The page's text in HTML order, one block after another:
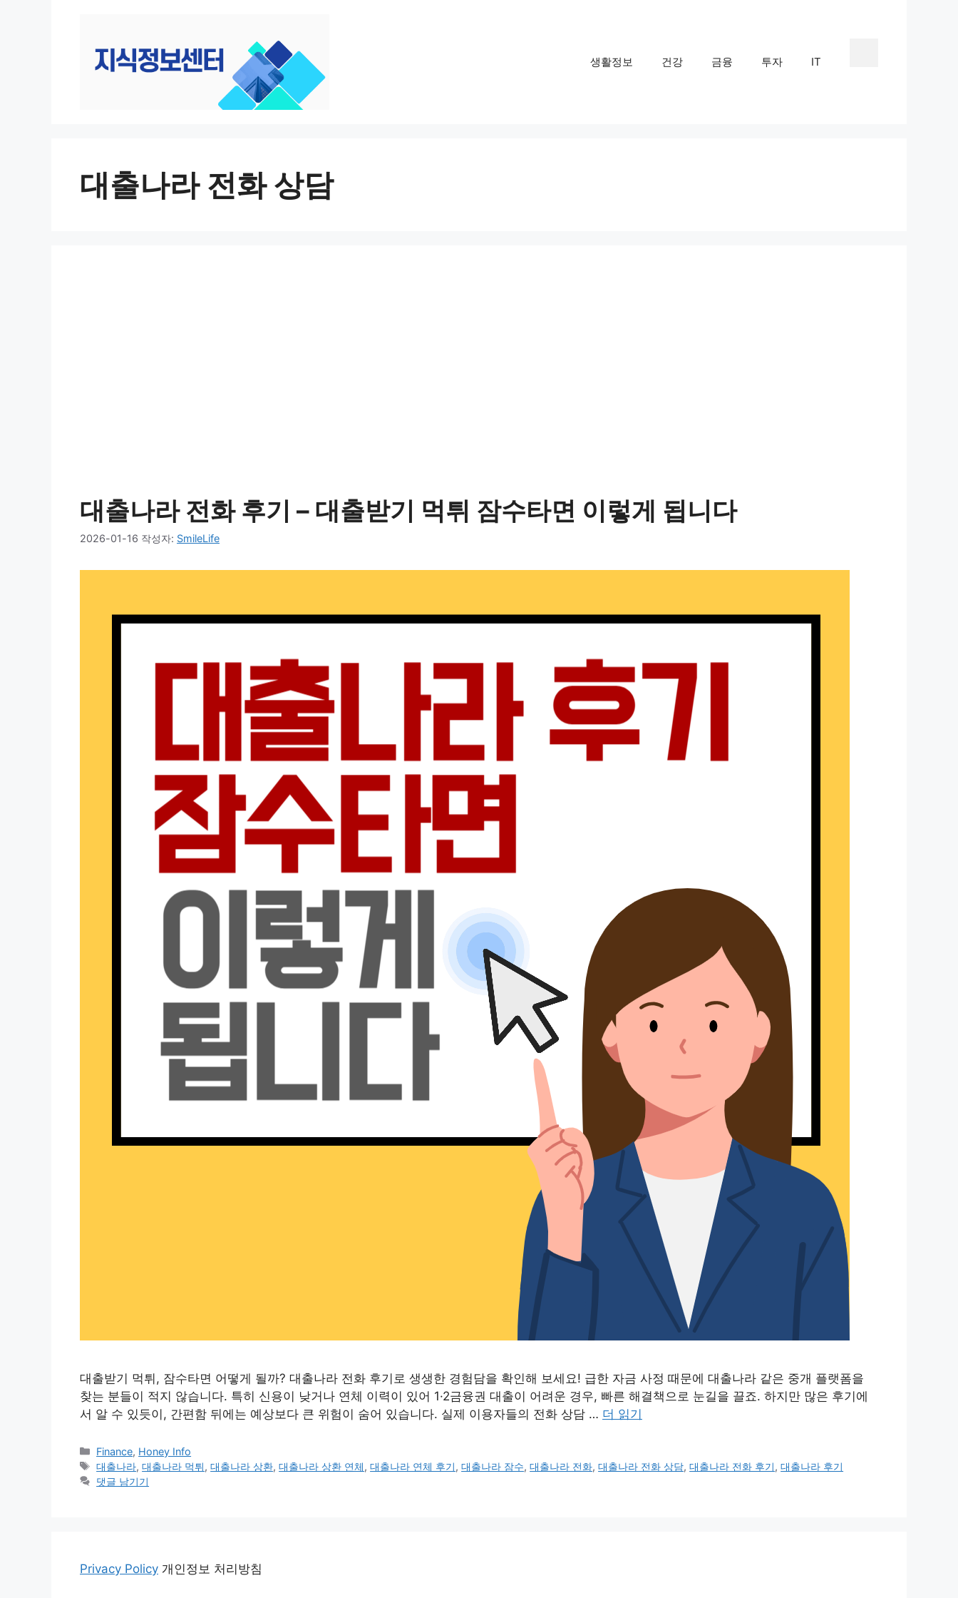
생활정보 건강 금융 투자 IT
대출나라 전화 상담
대출나라 전화 후기 – 대출받기 먹튀 잠수타면 이렇게 됩니다
2026-01-16 작성자: SmileLife
대출받기 먹튀, 잠수타면 어떻게 될까? 대출나라 전화 후기로 생생한 경험담을 확인해 보세요! 급한 자금 사정 때문에 대출나라 같은 중개 플랫폼을
찾는 분들이 적지 않습니다. 특히 신용이 낮거나 연체 이력이 있어 1·2금융권 대출이 어려운 경우, 빠른 해결책으로 눈길을 끌죠. 하지만 많은 후기에
서 알 수 있듯이, 간편함 뒤에는 예상보다 큰 위험이 숨어 있습니다. 실제 이용자들의 전화 상담 … 더 읽기
카
테
고
Finance, Honey Info
태
그
대출나라,대출나라 먹튀,대출나라 상환,대출나라 상환 연체,대출나라 연체 후기,대출나라 잠수,대출나라 전화,대출나라 전화 상담,대출나라 전화 후기,대출나라 후기
댓글 남기기
Privacy Policy 개인정보 처리방침